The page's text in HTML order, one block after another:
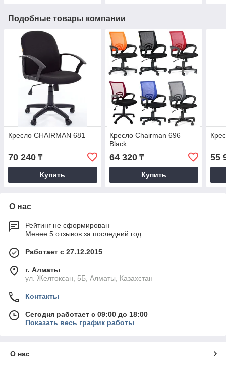
Подобные товары компании
Кресло CHAIRMAN 681
70 240 ₸
Купить
Кресло Chairman 696
Black
64 320₸
Купить
55
О нас
Рейтинг не сформирован
Менее 5 отзывов за последний год
Работает с 27.12.2015
г. Алматы
ул. Желтоксан, 5Б, Алматы, Казахстан
Контакты
Сегодня работает с 09:00 до 18:00
Показать весь график работы
О нас